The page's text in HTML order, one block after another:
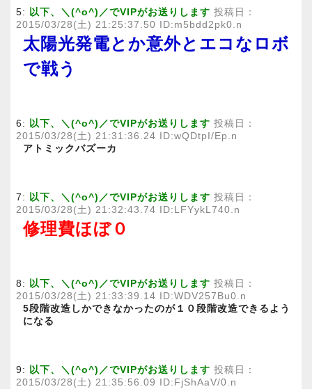
5: 以下、＼(^o^)／でVIPがお送りします 投稿日：
2015/03/28(土) 21:25:37.50 ID:m5bdd2pk0.n
太陽光発電とか意外とエコなロボ
で戦う
6: 以下、＼(^o^)／でVIPがお送りします 投稿日：
2015/03/28(土) 21:31:36.24 ID:wQDtpI/Ep.n
アトミックバズーカ
7: 以下、＼(^o^)／でVIPがお送りします 投稿日：
2015/03/28(土) 21:32:43.74 ID:LFYykL740.n
修理費ほぼ０
8: 以下、＼(^o^)／でVIPがお送りします 投稿日：
2015/03/28(土) 21:33:39.14 ID:WDV257Bu0.n
5段階改造しかできなかったのが１０段階改造できるよう
になる
9: 以下、＼(^o^)／でVIPがお送りします 投稿日：
2015/03/28(土) 21:35:56.09 ID:FjShAaV/0.n